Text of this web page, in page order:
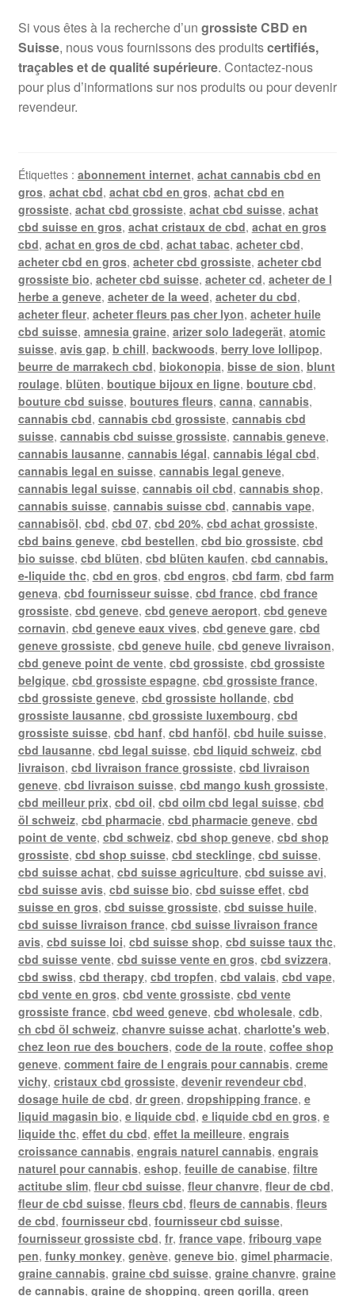
Si vous êtes à la recherche d’un grossiste CBD en
Suisse, nous vous fournissons des produitscertifiés,
traçables et de qualité supérieure. Contactez-nous
pour plus d’informations sur nos produits ou pour devenir
revendeur.
Étiquettes : abonnement internet, achat cannabis cbd en
gros, achat cbd, achat cbd en gros, achat cbd en
grossiste, achat cbd grossiste, achat cbd suisse, achat
cbd suisse en gros, achat cristaux de cbd, achat en gros
cbd, achat en gros de cbd, achat tabac, acheter cbd,
acheter cbd en gros, acheter cbd grossiste, acheter cbd
grossiste bio, acheter cbd suisse, acheter cd, acheter de l
herbe a geneve, acheter de la weed, acheter du cbd,
acheter fleur, acheter fleurs pas cher lyon, acheter huile
cbd suisse, amnesia graine, arizer solo ladegerät, atomic
suisse, avis gap, b chill, backwoods, berry love lollipop,
beurre de marrakech cbd, biokonopia, bisse de sion, blunt
roulage, blüten, boutique bijoux en ligne, bouture cbd,
bouture cbd suisse, boutures fleurs, canna, cannabis,
cannabis cbd, cannabis cbd grossiste, cannabis cbd
suisse, cannabis cbd suisse grossiste, cannabis geneve,
cannabis lausanne, cannabis légal, cannabis légal cbd,
cannabis legal en suisse, cannabis legal geneve,
cannabis legal suisse, cannabis oil cbd, cannabis shop,
cannabis suisse, cannabis suisse cbd, cannabis vape,
cannabisöl, cbd, cbd 07, cbd 20%, cbd achat grossiste,
cbd bains geneve, cbd bestellen, cbd bio grossiste, cbd
bio suisse, cbd blüten, cbd blüten kaufen, cbd cannabis.
e-liquide thc, cbd en gros, cbd engros, cbd farm, cbd farm
geneva, cbd fournisseur suisse, cbd france, cbd france
grossiste, cbd geneve, cbd geneve aeroport, cbd geneve
cornavin, cbd geneve eaux vives, cbd geneve gare, cbd
geneve grossiste, cbd geneve huile, cbd geneve livraison,
cbd geneve point de vente, cbd grossiste, cbd grossiste
belgique, cbd grossiste espagne, cbd grossiste france,
cbd grossiste geneve, cbd grossiste hollande, cbd
grossiste lausanne, cbd grossiste luxembourg, cbd
grossiste suisse, cbd hanf, cbd hanföl, cbd huile suisse,
cbd lausanne, cbd legal suisse, cbd liquid schweiz, cbd
livraison, cbd livraison france grossiste, cbd livraison
geneve, cbd livraison suisse, cbd mango kush grossiste,
cbd meilleur prix, cbd oil, cbd oilm cbd legal suisse, cbd
öl schweiz, cbd pharmacie, cbd pharmacie geneve, cbd
point de vente, cbd schweiz, cbd shop geneve, cbd shop
grossiste, cbd shop suisse, cbd stecklinge, cbd suisse,
cbd suisse achat, cbd suisse agriculture, cbd suisse avi,
cbd suisse avis, cbd suisse bio, cbd suisse effet, cbd
suisse en gros, cbd suisse grossiste, cbd suisse huile,
cbd suisse livraison france, cbd suisse livraison france
avis, cbd suisse loi, cbd suisse shop, cbd suisse taux thc,
cbd suisse vente, cbd suisse vente en gros, cbd svizzera,
cbd swiss, cbd therapy, cbd tropfen, cbd valais, cbd vape,
cbd vente en gros, cbd vente grossiste, cbd vente
grossiste france, cbd weed geneve, cbd wholesale, cdb,
ch cbd öl schweiz, chanvre suisse achat, charlotte's web,
chez leon rue des bouchers, code de la route, coffee shop
geneve, comment faire de l engrais pour cannabis, creme
vichy, cristaux cbd grossiste, devenir revendeur cbd,
dosage huile de cbd, dr green, dropshipping france, e
liquid magasin bio, e liquide cbd, e liquide cbd en gros, e
liquide thc, effet du cbd, effet la meilleure, engrais
croissance cannabis, engrais naturel cannabis, engrais
naturel pour cannabis, eshop, feuille de canabise, filtre
actitube slim, fleur cbd suisse, fleur chanvre, fleur de cbd,
fleur de cbd suisse, fleurs cbd, fleurs de cannabis, fleurs
de cbd, fournisseur cbd, fournisseur cbd suisse,
fournisseur grossiste cbd, fr, france vape, fribourg vape
pen, funky monkey, genève, geneve bio, gimel pharmacie,
graine cannabis, graine cbd suisse, graine chanvre, graine
de cannabis, graine de shopping, green gorilla, green